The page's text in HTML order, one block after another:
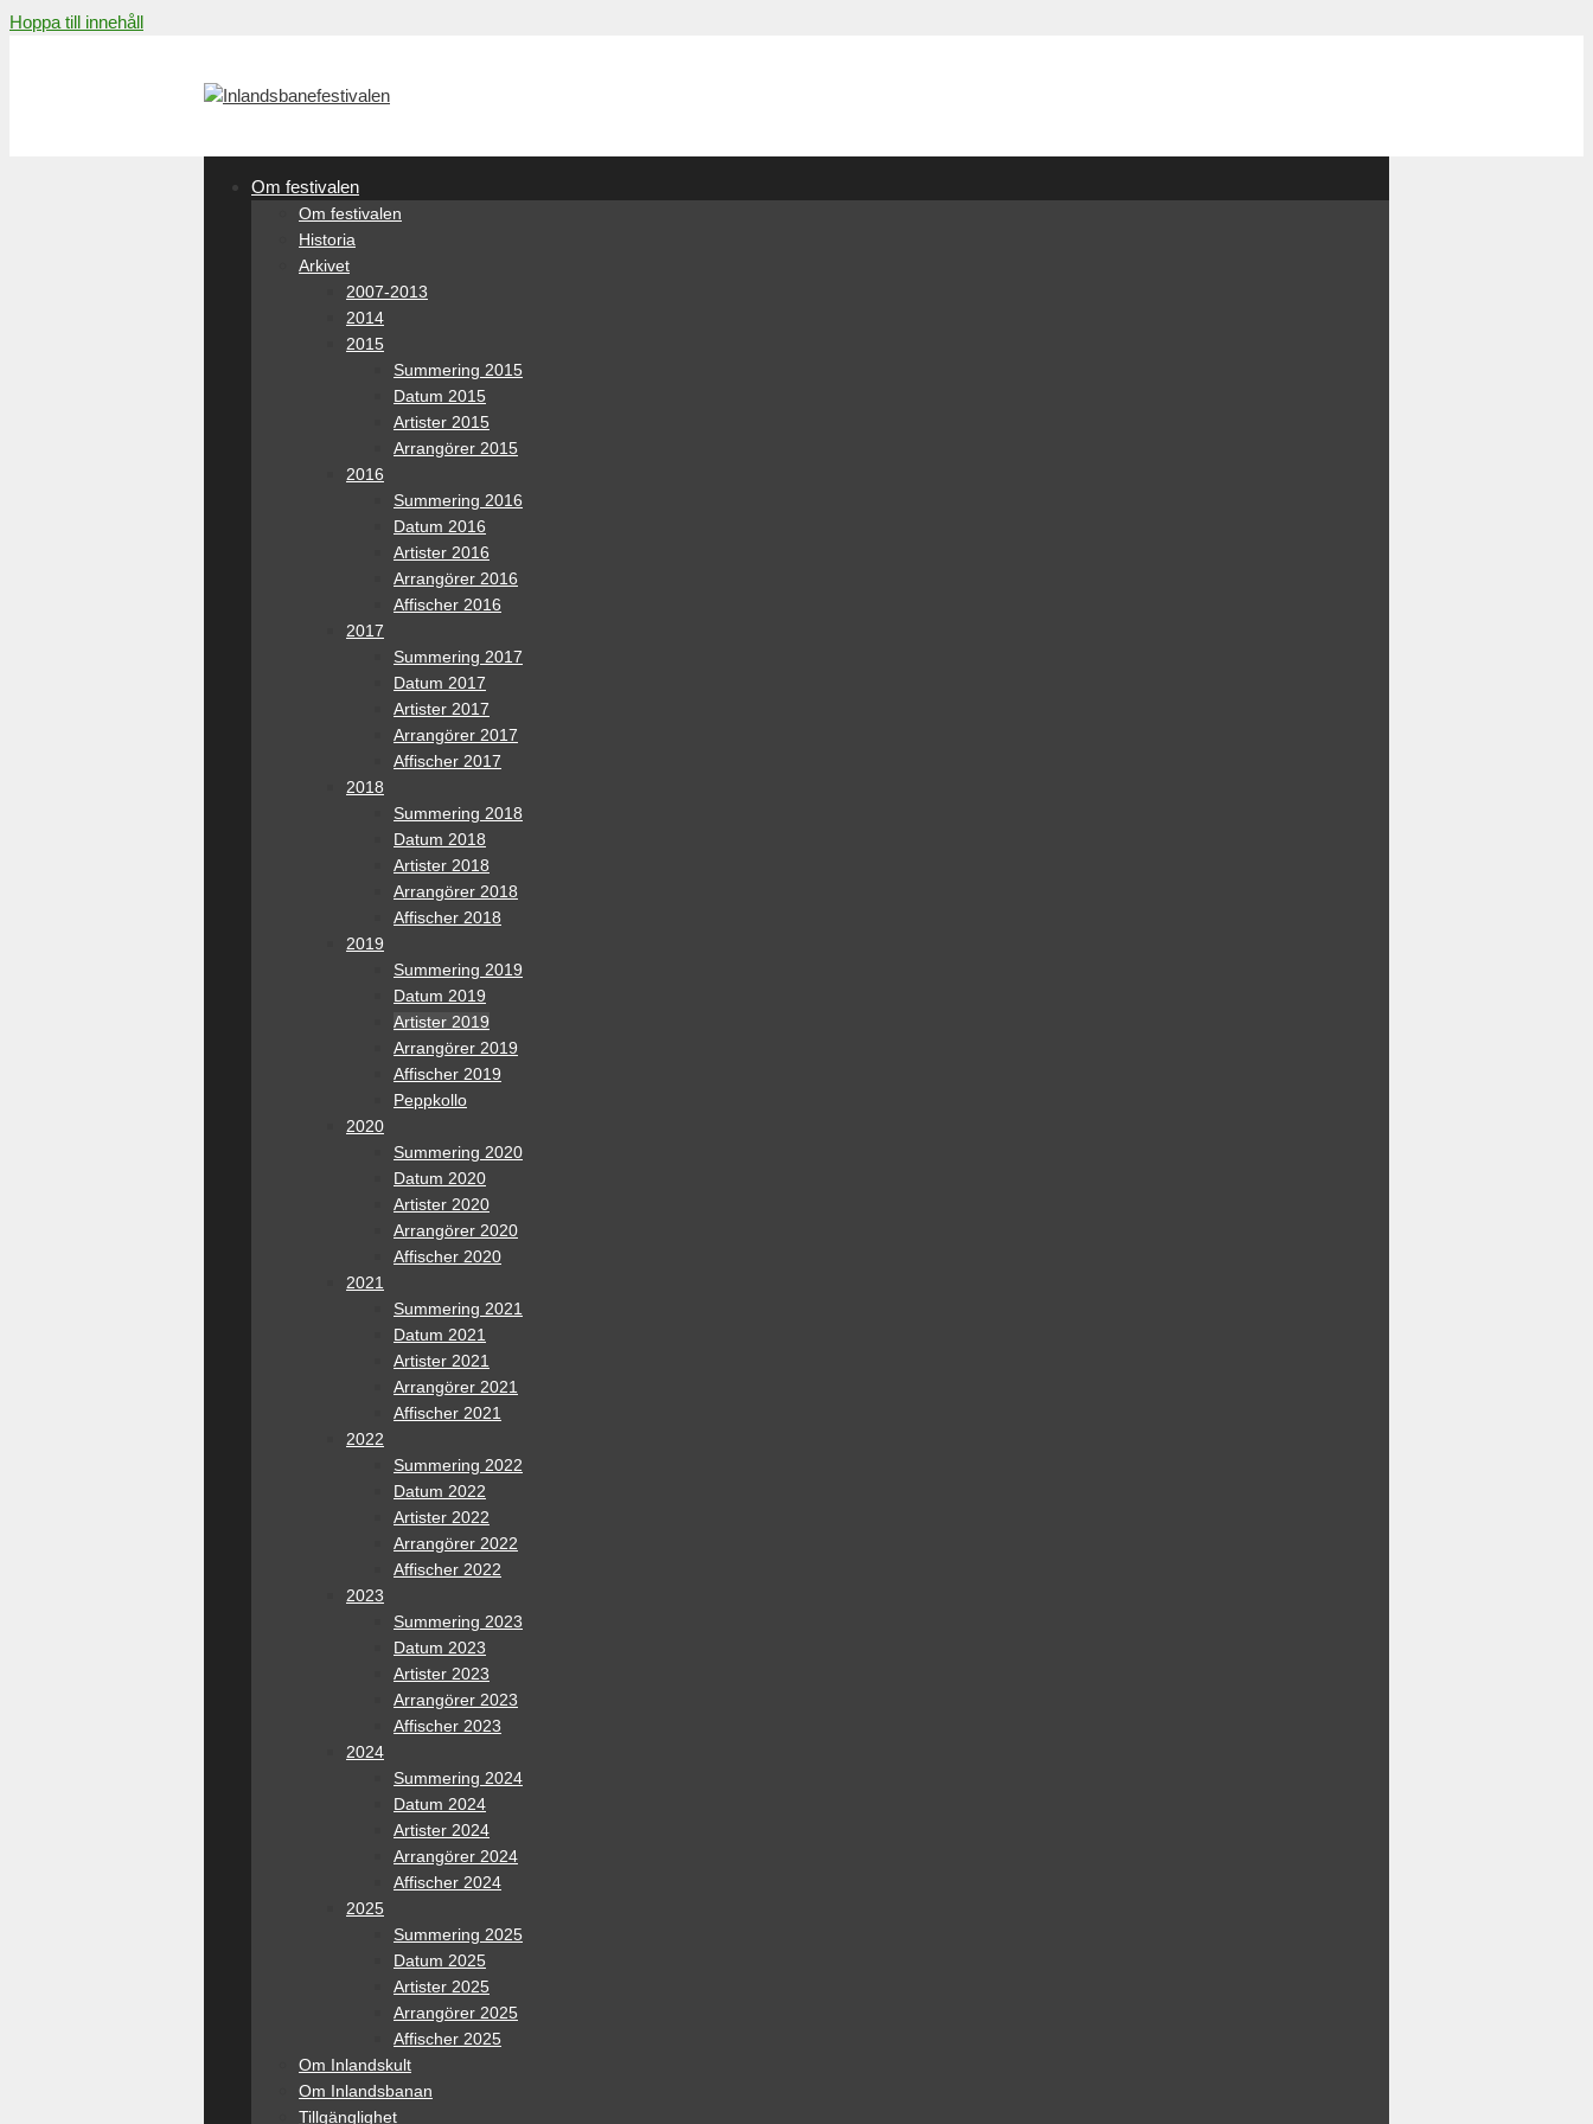
Hoppa till innehåll
Om festivalen
Om festivalen
Historia
Arkivet
2007-2013
2014
2015
Summering 2015
Datum 2015
Artister 2015
Arrangörer 2015
2016
Summering 2016
Datum 2016
Artister 2016
Arrangörer 2016
Affischer 2016
2017
Summering 2017
Datum 2017
Artister 2017
Arrangörer 2017
Affischer 2017
2018
Summering 2018
Datum 2018
Artister 2018
Arrangörer 2018
Affischer 2018
2019
Summering 2019
Datum 2019
Artister 2019
Arrangörer 2019
Affischer 2019
Peppkollo
2020
Summering 2020
Datum 2020
Artister 2020
Arrangörer 2020
Affischer 2020
2021
Summering 2021
Datum 2021
Artister 2021
Arrangörer 2021
Affischer 2021
2022
Summering 2022
Datum 2022
Artister 2022
Arrangörer 2022
Affischer 2022
2023
Summering 2023
Datum 2023
Artister 2023
Arrangörer 2023
Affischer 2023
2024
Summering 2024
Datum 2024
Artister 2024
Arrangörer 2024
Affischer 2024
2025
Summering 2025
Datum 2025
Artister 2025
Arrangörer 2025
Affischer 2025
Om Inlandskult
Om Inlandsbanan
Tillgänglighet